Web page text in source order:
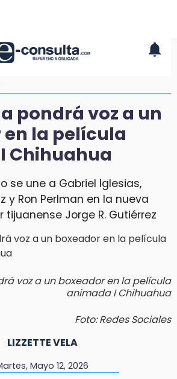
pondrá voz a un
la película
Chihuahua
se une a Gabriel Iglesias,
y Ron Perlman en la nueva
Jorge R. Gutiérrez
voz a un boxeador en la película
animada I Chihuahua
Foto: Redes Sociales
LIZZETTE VELA
Mayo 12, 2026